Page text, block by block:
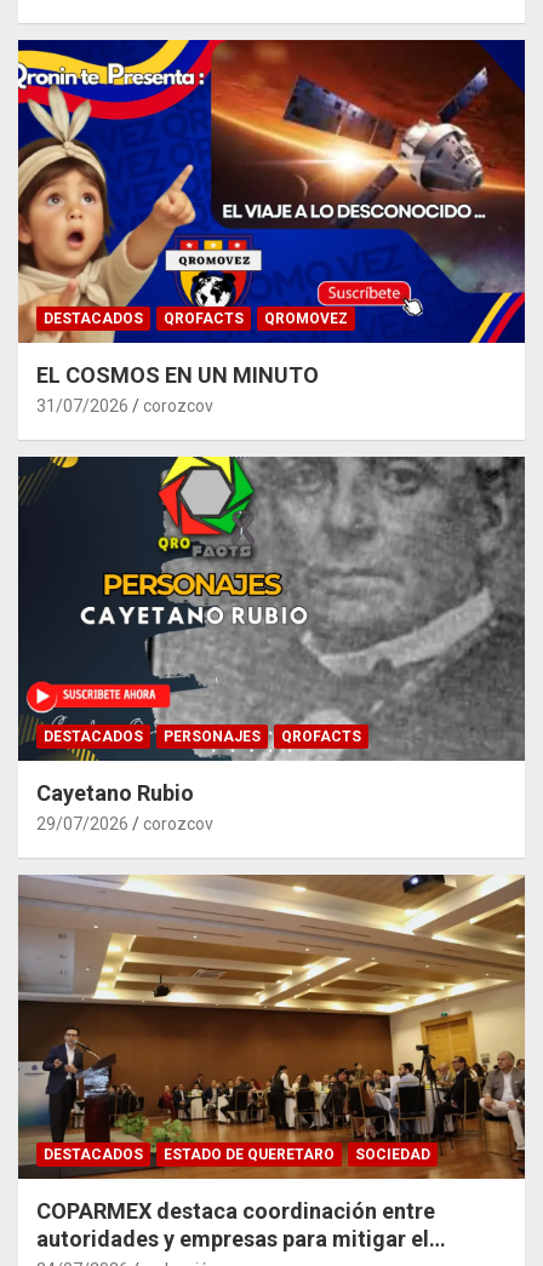
DESTACADOS QROFACTS QROMOVEZ
EL COSMOS EN UN MINUTO
31/07/2026 corozcov
DESTACADOS PERSONAJES QROFACTS
Cayetano Rubio
29/07/2026 corozcov
DESTACADOS ESTADO DE QUERETARO SOCIEDAD
COPARMEX destaca coordinación entre
autoridades y empresas para mitigar el